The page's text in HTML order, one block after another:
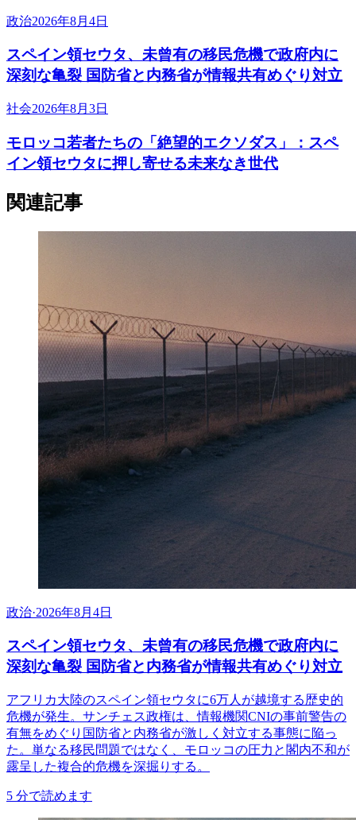
政治2026年8月4日
スペイン領セウタ、未曾有の移民危機で政府内に
深刻な亀裂 国防省と内務省が情報共有めぐり対立
社会2026年8月3日
モロッコ若者たちの「絶望的エクソダス」：スペ
イン領セウタに押し寄せる未来なき世代
関連記事
政治·2026年8月4日
スペイン領セウタ、未曾有の移民危機で政府内に
深刻な亀裂 国防省と内務省が情報共有めぐり対立
アフリカ大陸のスペイン領セウタに6万人が越境する歴史的
危機が発生。サンチェス政権は、情報機関CNIの事前警告の
有無をめぐり国防省と内務省が激しく対立する事態に陥っ
た。単なる移民問題ではなく、モロッコの圧力と閣内不和が
露呈した複合的危機を深掘りする。
5 分で読めます